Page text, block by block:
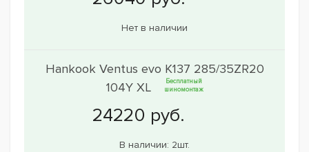
Нет в наличии
Hankook Ventus evo K137 285/35ZR20
104Y XL
Бесплатный
шиномонтаж
В наличии: 2шт.